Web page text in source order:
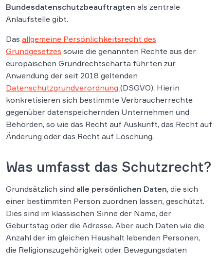
Bundesdatenschutzbeauftragten als zentrale
Anlaufstelle gibt.
Das allgemeine Persönlichkeitsrecht des
Grundgesetzes sowie die genannten Rechte aus der
europäischen Grundrechtscharta führten zur
Anwendung der seit 2018 geltenden
Datenschutzgrundverordnung (DSGVO). Hierin
konkretisieren sich bestimmte Verbraucherrechte
gegenüber datenspeichernden Unternehmen und
Behörden, so wie das Recht auf Auskunft, das Recht auf
Änderung oder das Recht auf Löschung.
Was umfasst das Schutzrecht?
Grundsätzlich sind alle persönlichen Daten, die sich
einer bestimmten Person zuordnen lassen, geschützt.
Dies sind im klassischen Sinne der Name, der
Geburtstag oder die Adresse. Aber auch Daten wie die
Anzahl der im gleichen Haushalt lebenden Personen,
die Religionszugehörigkeit oder Bewegungsdaten